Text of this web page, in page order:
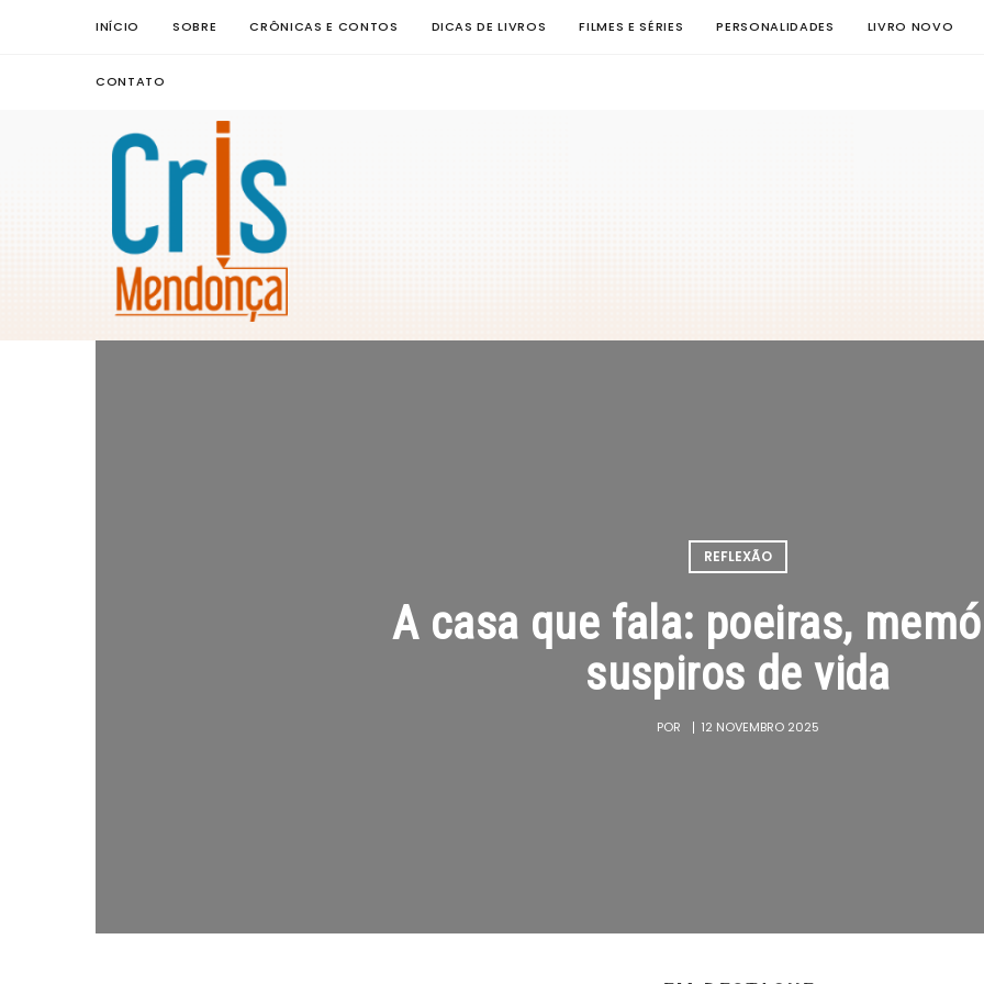
INÍCIO SOBRE CRÔNICAS E CONTOS DICAS DE LIVROS FILMES E SÉRIES PERSONALIDADES LIVRO NOVO
CONTATO
REFLEXÃO
A casa que fala: poeiras,
suspiros de vida
POR 12 NOVEMBRO 2025